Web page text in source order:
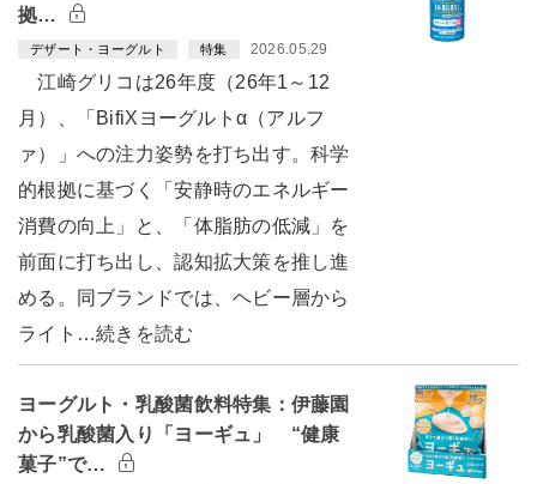
拠…
デザート・ヨーグルト 特集 2026.05.29
江崎グリコは26年度（26年1～12
月）、「BifiXヨーグルトα（アルフ
ァ）」への注力姿勢を打ち出す。科学
的根拠に基づく「安静時のエネルギー
消費の向上」と、「体脂肪の低減」を
前面に打ち出し、認知拡大策を推し進
める。同ブランドでは、ヘビー層から
ライト…続きを読む
ヨーグルト・乳酸菌飲料特集：伊藤園
から乳酸菌入り「ヨーギュ」 “健康
菓子”で…